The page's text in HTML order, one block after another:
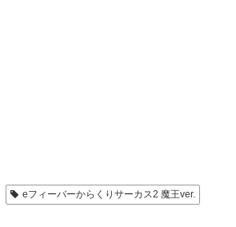
eフィーバーからくりサーカス2 魔王ver.